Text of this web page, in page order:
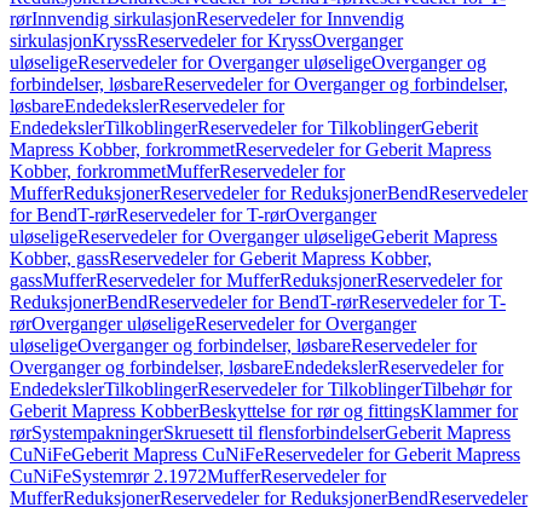
rørInnvendig sirkulasjonReservedeler for Innvendig
sirkulasjonKryssReservedeler for KryssOverganger
uløseligeReservedeler for Overganger uløseligeOverganger og
forbindelser, løsbareReservedeler for Overganger og forbindelser,
løsbareEndedekslerReservedeler for
EndedekslerTilkoblingerReservedeler for TilkoblingerGeberit
Mapress Kobber, forkrommetReservedeler for Geberit Mapress
Kobber, forkrommetMufferReservedeler for
MufferReduksjonerReservedeler for ReduksjonerBendReservedeler
for BendT-rørReservedeler for T-rørOverganger
uløseligeReservedeler for Overganger uløseligeGeberit Mapress
Kobber, gassReservedeler for Geberit Mapress Kobber,
gassMufferReservedeler for MufferReduksjonerReservedeler for
ReduksjonerBendReservedeler for BendT-rørReservedeler for T-
rørOverganger uløseligeReservedeler for Overganger
uløseligeOverganger og forbindelser, løsbareReservedeler for
Overganger og forbindelser, løsbareEndedekslerReservedeler for
EndedekslerTilkoblingerReservedeler for TilkoblingerTilbehør for
Geberit Mapress KobberBeskyttelse for rør og fittingsKlammer for
rørSystempakningerSkruesett til flensforbindelserGeberit Mapress
CuNiFeGeberit Mapress CuNiFeReservedeler for Geberit Mapress
CuNiFeSystemrør 2.1972MufferReservedeler for
MufferReduksjonerReservedeler for ReduksjonerBendReservedeler